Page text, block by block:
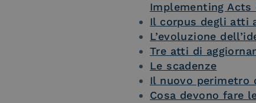
Implementing Acts
Il corpus degli atti
L’evoluzione
Tre atti di
Le scadenze
Il nuovo perimetro
Cosa devono fare